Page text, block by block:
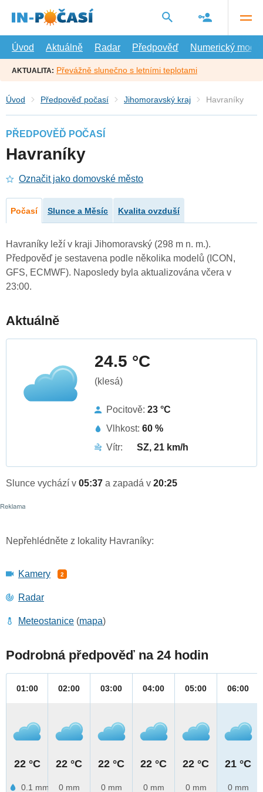
hlavní
Úvod
Aktuálně Radar Předpověď Numerický model
AKTUALITA: Převážně slunečno s letními teplotami
Úvod Předpověď počasí Jihomoravský kraj Havraníky
PŘEDPOVĚĎ POČASÍ
Havraníky
Označit jako domovské město
Počasí Slunce a Měsíc Kvalita ovzduší
Havraníky leží v kraji Jihomoravský (298 m n. m.).
Předpověď je sestavena podle několika modelů (ICON,
GFS, ECMWF). Naposledy byla aktualizována včera v
23:00.
Aktuálně
24.5 °C
(klesá)
Pocitově: 23 °C
Vlhkost: 60 %
Vítr:
SZ, 21 km/h
Slunce vychází v 05:37 a zapadá v 20:25
Nepřehlédněte z lokality Havraníky:
Kamery 2
Radar
Meteostanice (mapa)
Podrobná předpověď na 24 hodin
01:00
22 °C
0.1 mm
02:00
22 °C
0 mm
03:00
22 °C
0 mm
04:00
22 °C
0 mm
05:00
22 °C
0 mm
06:00
21 °C
0 mm